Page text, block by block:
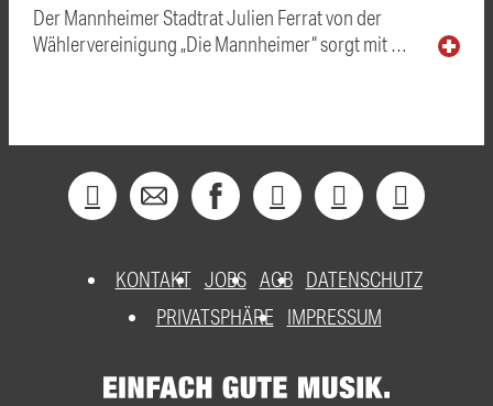
Der Mannheimer Stadtrat Julien Ferrat von der
Wählervereinigung „Die Mannheimer“ sorgt mit …
KONTAKT JOBS AGB DATENSCHUTZ
PRIVATSPHÄRE
IMPRESSUM